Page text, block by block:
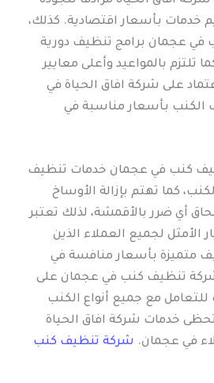
خدمات بأسعار اقتصادية. كذلك،
في عجمان برامج تنظيف دورية
تلتزم بالمواعيد وأعلى معايير
على شركة افاق الحياة في
الكنب بأسعار مناسبة في
كنب في عجمان خدمات تنظيف
كما تهتم بإزالة الأوساخ
أي ضرر بالأقمشة، لذلك تعتبر
الأمثل لجميع العملاء الذين
متميزة بأسعار منافسة في
تنظيف كنب في عجمان على
مع جميع أنواع الكنب
خدمات شركة افاق الحياة
في عجمان. شركة تنظيف كنب